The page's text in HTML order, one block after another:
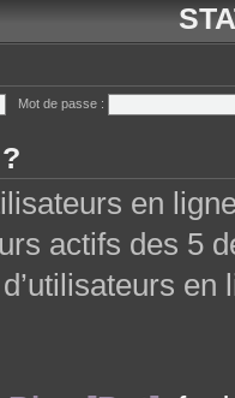
Mot de passe :
en
actifs des 5